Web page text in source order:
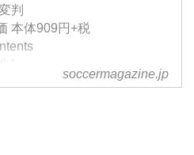
判
本体909円+税
GIVE UP! 不屈のチー
soccermagazine.jp